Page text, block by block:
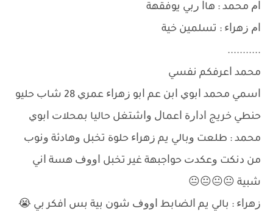
ﺍﻡ ﻣﺤﻤﺪ : ﻫﺎﺍ ﺭﺑﻲ ﻳﻮﻓﻘﻬﺔ
ﺍﻡ ﺯﻫﺮﺍﺀ : ﺗﺴﻠﻤﻴﻦ ﺧﻴﺔ
...........
ﻣﺤﻤﺪ ﺍﻋﺮﻓﻜﻢ ﻧﻔﺴﻲ
ﺍﺳﻤﻲ ﻣﺤﻤﺪ ﺍﺑﻮﻱ ﺍﺑﻦ ﻋﻢ ﺍﺑﻮ ﺯﻫﺮﺍﺀ ﻋﻤﺮﻱ 28 ﺷﺎﺏ ﺣﻠﻴﻮ
ﺣﻨﻄﻲ ﺧﺮﻳﺞ ﺍﺩﺍﺭﺓ ﺍﻋﻤﺎﻝ ﻭﺍﺷﺘﻐﻞ ﺣﺎﻟﻴﺎ ﺑﻤﺤﻼﺕ ﺍﺑﻮﻱ
ﻣﺤﻤﺪ : ﻃﻠﻌﺖ ﻭﺑﺎﻟﻲ ﻳﻢ ﺯﻫﺮﺍﺀ ﺣﻠﻮﺓ ﺗﺨﺒﻞ ﻭﻫﺎﺩﺋﺔ ﻭﻧﻮﺏ
ﻣﻦ ﺩﻧﻜﺖ ﻭﻋﻜﺪﺕ ﺣﻮﺍﺟﺒﻬﺔ ﻏﻴﺮ ﺗﺨﺒﻞ ﺍﻭﻭﻑ ﻫﺴﺔ ﺍﻧﻲ
ﺷﺒﻴﺔ 😐😐😐😐
ﺯﻫﺮﺍﺀ : ﺑﺎﻟﻲ ﻳﻢ ﺍﻟﻀﺎﺑﻂ ﺍﻭﻭﻑ ﺷﻮﻥ ﺑﻴﺔ ﺑﺲ ﺍﻓﻜﺮ ﺑﻲ 😭